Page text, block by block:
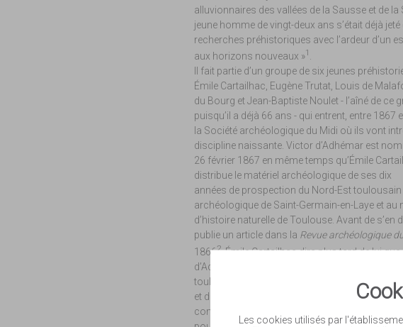
alluvionnaires des vallées de la Sausse et de la
jeune homme de vingt-deux ans s’était déjà
recherches préhistoriques avec l’ardeur d’un
aux horizons nouveaux »1
Il fait partie d’un groupe de six jeunes
Émile Cartailhac, Eugène Trutat, Louis de
du Bourg et Jean-Baptiste Noulet - l’aîné de ce
puisqu’il a déjà 66 ans - qui entrent, entre 1867
la Société archéologique du Midi où ils vont
discipline naissante. Victor d’Adhémar est
26 février 1867 en même temps qu’Émile
distribue le matériel archéologique de ses dix
années de prospection du Nord-Est
archéologique de Saint-Germain-en-Laye et au
d’histoire naturelle de Toulouse. Avant de s’en
publie un article dans la Revue archéologique
18662. Émile Cartailhac dira plus tard de lui que
d’Adhémar a tracé une page de l’histoire
toulousain si bien documentée d’observations
et de faits précis, qu’elle est devenue classique
comte Victor d’Adhémar s’écarte rapidement
Les cookies utilisés par